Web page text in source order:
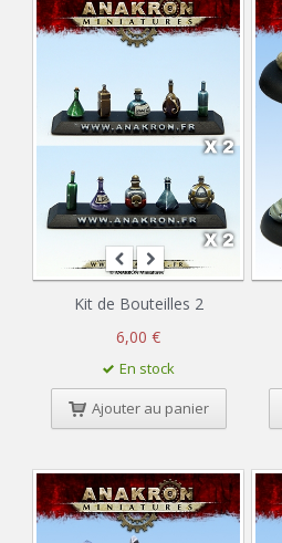
Kit de Bouteilles 2
6,00 €
En stock
Ajouter au panier